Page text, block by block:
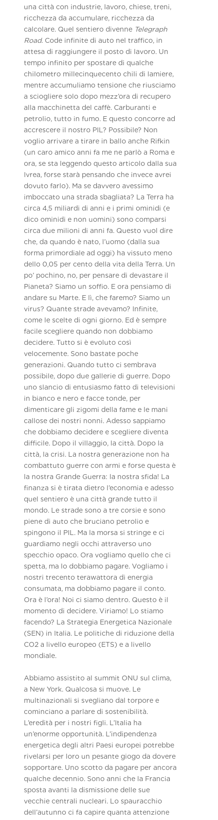
una città con industrie, lavoro, chiese, treni,
ricchezza da accumulare, ricchezza da
calcolare. Quel sentiero divenne Telegraph
Road. Code infinite di auto nel traffico, in
attesa di raggiungere il posto di lavoro. Un
tempo infinito per spostare di qualche
chilometro millecinquecento chili di lamiere,
mentre accumuliamo tensione che riusciamo
a sciogliere solo dopo mezz’ora di recupero
alla macchinetta del caffè. Carburanti e
petrolio, tutto in fumo. E questo concorre ad
accrescere il nostro PIL? Possibile? Non
voglio arrivare a tirare in ballo anche Rifkin
(un caro amico anni fa me ne parlò a Roma e
ora, se sta leggendo questo articolo dalla sua
Ivrea, forse starà pensando che invece avrei
dovuto farlo). Ma se davvero avessimo
imboccato una strada sbagliata? La Terra ha
circa 4,5 miliardi di anni e i primi ominidi (e
dico ominidi e non uomini) sono comparsi
circa due milioni di anni fa. Questo vuol dire
che, da quando è nato, l’uomo (dalla sua
forma primordiale ad oggi) ha vissuto meno
dello 0,05 per cento della vita della Terra. Un
po’ pochino, no, per pensare di devastare il
Pianeta? Siamo un soffio. E ora pensiamo di
andare su Marte. E lì, che faremo? Siamo un
virus? Quante strade avevamo? Infinite,
come le scelte di ogni giorno. Ed è sempre
facile scegliere quando non dobbiamo
decidere. Tutto si è evoluto così
velocemente. Sono bastate poche
generazioni. Quando tutto ci sembrava
possibile, dopo due gallerie di guerre. Dopo
uno slancio di entusiasmo fatto di televisioni
in bianco e nero e facce tonde, per
dimenticare gli zigomi della fame e le mani
callose dei nostri nonni. Adesso sappiamo
che dobbiamo decidere e scegliere diventa
difficile. Dopo il villaggio, la città. Dopo la
città, la crisi. La nostra generazione non ha
combattuto guerre con armi e forse questa è
la nostra Grande Guerra: la nostra sfida! La
finanza si è tirata dietro l’economia e adesso
quel sentiero è una città grande tutto il
mondo. Le strade sono a tre corsie e sono
piene di auto che bruciano petrolio e
spingono il PIL. Ma la morsa si stringe e ci
guardiamo negli occhi attraverso uno
specchio opaco. Ora vogliamo quello che ci
spetta, ma lo dobbiamo pagare. Vogliamo i
nostri trecento terawattora di energia
consumata, ma dobbiamo pagare il conto.
Ora è l’ora! Noi ci siamo dentro. Questo è il
momento di decidere. Viriamo! Lo stiamo
facendo? La Strategia Energetica Nazionale
(SEN) in Italia. Le politiche di riduzione della
CO2 a livello europeo (ETS) e a livello
mondiale.
Abbiamo assistito al summit ONU sul clima,
a New York. Qualcosa si muove. Le
multinazionali si svegliano dal torpore e
cominciano a parlare di sostenibilità.
L’eredità per i nostri figli. L’Italia ha
un’enorme opportunità. L’indipendenza
energetica degli altri Paesi europei potrebbe
rivelarsi per loro un pesante giogo da dovere
sopportare. Uno scotto da pagare per ancora
qualche decennio. Sono anni che la Francia
sposta avanti la dismissione delle sue
vecchie centrali nucleari. Lo spauracchio
dell’autunno ci fa capire quanta attenzione